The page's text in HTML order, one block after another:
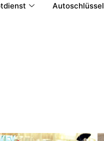
Autoschlüssel